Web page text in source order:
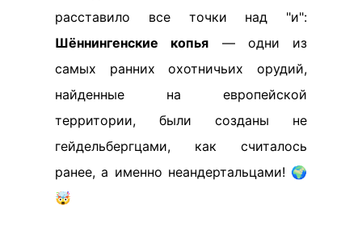
расставило все точки над "и":
Шённингенские копья — одни из
самых ранних охотничьих орудий,
найденные на европейской
территории, были созданы не
гейдельбергцами, как считалось
ранее, а именно неандертальцами! 🌍
🤯